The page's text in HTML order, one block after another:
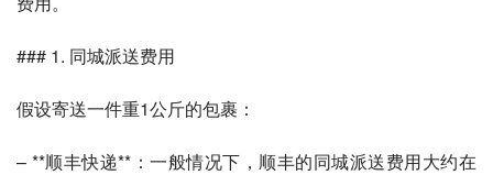
### 1. 同城派送费用
假设寄送一件重1公斤的包裹：
– **顺丰快递**：一般情况下，顺丰的同城派送费用大约在